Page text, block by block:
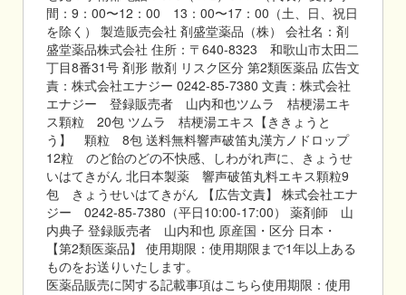
間：9：00〜12：00 13：00〜17：00（土、日、祝日
を除く） 製造販売会社 剤盛堂薬品（株） 会社名：剤
盛堂薬品株式会社 住所：〒640-8323 和歌山市太田二
丁目8番31号 剤形 散剤 リスク区分 第2類医薬品 広告文
責：株式会社エナジー 0242-85-7380 文責：株式会社
エナジー 登録販売者 山内和也ツムラ 桔梗湯エキ
ス顆粒 20包 ツムラ 桔梗湯エキス【ききょうと
う】 顆粒 8包 送料無料響声破笛丸漢方ノドロップ
12粒 のど飴のどの不快感、しわがれ声に、きょうせ
いはてきがん 北日本製薬 響声破笛丸料エキス顆粒9
包 きょうせいはてきがん 【広告文責】 株式会社エナ
ジー 0242-85-7380（平日10:00-17:00） 薬剤師 山
内典子 登録販売者 山内和也 原産国・区分 日本・
【第2類医薬品】 使用期限：使用期限まで1年以上ある
ものをお送りいたします。
医薬品販売に関する記載事項はこちら使用期限：使用